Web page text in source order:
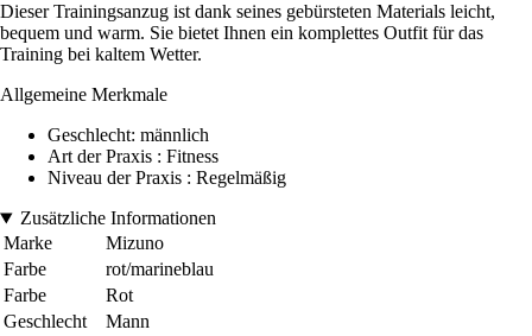
Dieser Trainingsanzug ist dank seines gebürsteten Materials leicht,
bequem und warm. Sie bietet Ihnen ein komplettes Outfit für das
Training bei kaltem Wetter.
Allgemeine Merkmale
Geschlecht: männlich
Art der Praxis : Fitness
Niveau der Praxis : Regelmäßig
Zusätzliche Informationen
Marke
Mizuno
Farbe
rot/marineblau
Farbe
Rot
Geschlecht
Mann